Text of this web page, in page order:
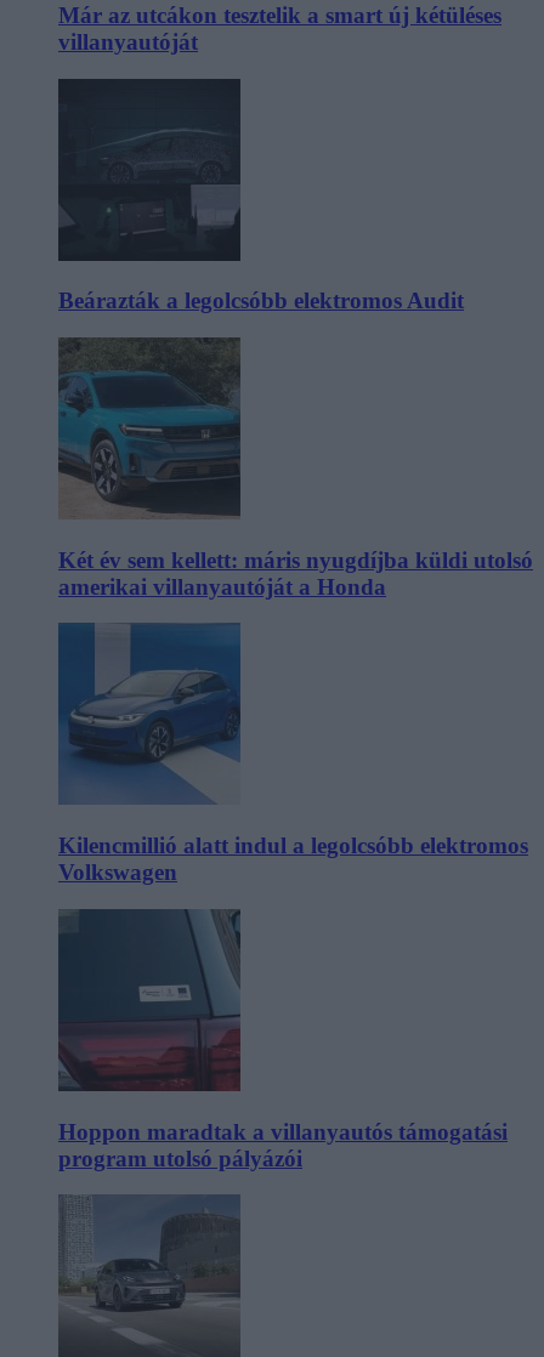
Már az utcákon tesztelik a smart új kétüléses
villanyautóját
Beárazták a legolcsóbb elektromos Audit
Két év sem kellett: máris nyugdíjba küldi utolsó
amerikai villanyautóját a Honda
Kilencmillió alatt indul a legolcsóbb elektromos
Volkswagen
Hoppon maradtak a villanyautós támogatási
program utolsó pályázói